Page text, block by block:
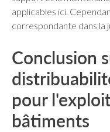
applicables ici.
correspondante dans la
Conclusion
pour
bâtiments